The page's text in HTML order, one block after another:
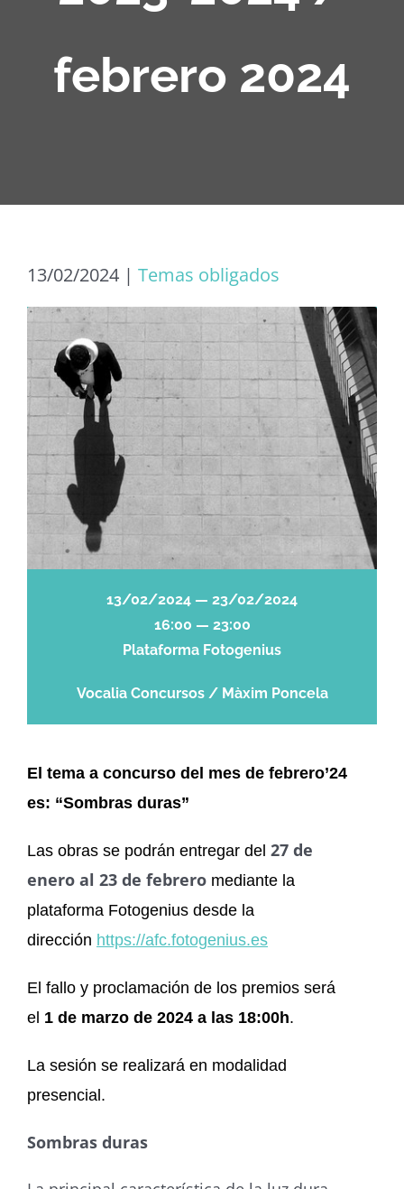
febrero 2024
13/02/2024 | Temas obligados
El tema a concurso del mes de febrero’24
es: “Sombras duras”
Las obras se podrán entregar del 27 de
enero al 23 de febrero mediante la
plataforma Fotogenius desde la
dirección https://afc.fotogenius.es
El fallo y proclamación de los premios será
el 1 de marzo de 2024 a las 18:00h.
La sesión se realizará en modalidad
presencial.
Sombras duras
13/02/2024 — 23/02/2024
16:00 — 23:00
Plataforma Fotogenius
Vocalia Concursos / Màxim Poncela